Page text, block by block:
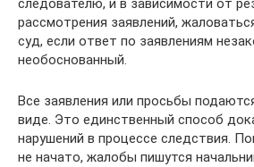
следователю, и в зависимости от
рассмотрения заявлений,
суд, если ответ по заявлениям
необоснованный.
Все заявления или просьбы
виде. Это единственный способ
нарушений в процессе следствия.
не начато, жалобы пишутся